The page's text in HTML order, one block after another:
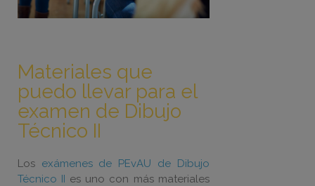
Materiales que
puedo llevar para el
examen de Dibujo
Técnico II
Los exámenes de PEvAU de Dibujo
Técnico II es uno con más materiales